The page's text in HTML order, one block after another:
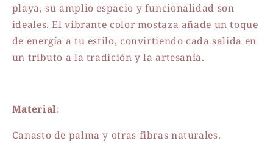
playa, su amplio espacio y funcionalidad son
ideales. El vibrante color mostaza añade un toque
de energía a tu estilo, convirtiendo cada salida en
un tributo a la tradición y la artesanía.
Material:
Canasto de palma y otras fibras naturales.